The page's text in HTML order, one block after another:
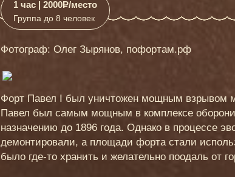
1 час | 2000Р/место
Группа до 8 человек
Фотограф: Олег Зырянов, пофортам.рф
Форт Павел І был уничтожен мощным взрывом
Павел был самым мощным в комплексе
назначению до 1896 года. Однако в процессе
демонтировали, а площади форта стали
было где-то хранить и желательно поодаль от